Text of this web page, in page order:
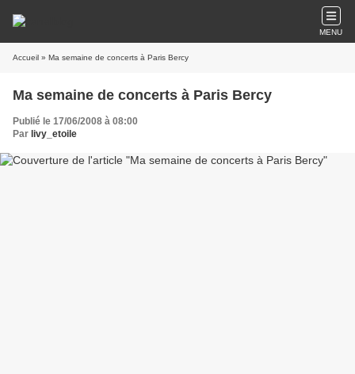
MENU
Accueil » Ma semaine de concerts à Paris Bercy
Ma semaine de concerts à Paris Bercy
Publié le 17/06/2008 à 08:00
Par livy_etoile